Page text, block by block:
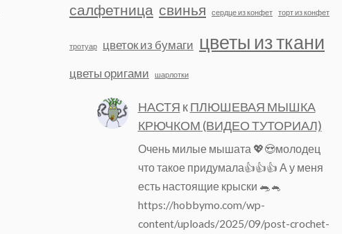
салфетница свинья сердце из конфет торт из конфет
тротуар цветок из бумаги цветы из ткани
цветы оригами шарлотки
НАСТЯ кПЛЮШЕВАЯ МЫШКА
КРЮЧКОМ (ВИДЕО ТУТОРИАЛ)
Очень милые мышата 💖😍молодец
что такое придумала👍👍👍 А у меня
есть настоящие крыски 🐀🐁
https://hobbymo.com/wp-
content/uploads/2025/09/post-crochet-